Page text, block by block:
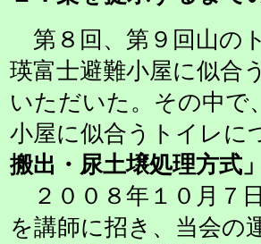
第８回、第９回山の
瑛富士避難小屋に似合
いただいた。その中で
小屋に似合うトイレに
搬出・尿土壌処理方式」
２００８年１０月７
を講師に招き、当会の